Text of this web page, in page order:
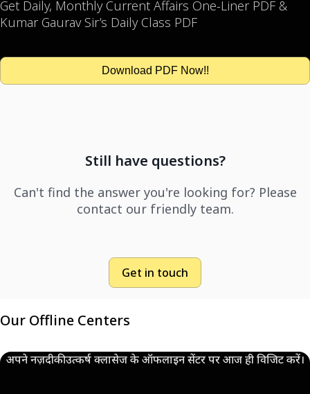
Get Daily, Monthly Current Affairs One-Liner PDF &
Kumar Gaurav Sir’s Daily Class PDF
Download PDF Now!!
Still have questions?
Can't find the answer you're looking for? Please
contact our friendly team.
Get in touch
Our Offline Centers
अपने नज़दीकी उत्कर्ष क्लासेज के ऑफलाइन सेंटर पर आज ही विजिट करें।